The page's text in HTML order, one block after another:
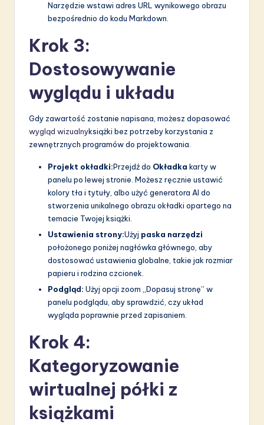
Narzędzie wstawi adres URL wynikowego obrazu
bezpośrednio do kodu Markdown.
Krok 3:
Dostosowywanie
wyglądu i układu
Gdy zawartość zostanie napisana, możesz dopasować
wygląd wizualnyksiążki bez potrzeby korzystania z
zewnętrznych programów do projektowania.
Projekt okładki:Przejdź do Okładka karty w
panelu po lewej stronie. Możesz ręcznie ustawić
kolory tła i tytuły, albo użyć generatora AI do
stworzenia unikalnego obrazu okładki opartego na
temacie Twojej książki.
Ustawienia strony:Użyj paska narzędzi
położonego poniżej nagłówka głównego, aby
dostosować ustawienia globalne, takie jak rozmiar
papieru i rodzina czcionek.
Podgląd: Użyj opcji zoom „Dopasuj stronę” w
panelu podglądu, aby sprawdzić, czy układ
wygląda poprawnie przed zapisaniem.
Krok 4:
Kategoryzowanie
wirtualnej półki z
książkami